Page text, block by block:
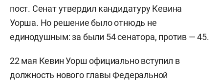
пост. Сенат утвердил кандидатуру Кевина
Уорша. Но решение было отнюдь не
единодушным: за были 54 сенатора, против — 45.
22 мая Кевин Уорш официально вступил в
должность нового главы Федеральной